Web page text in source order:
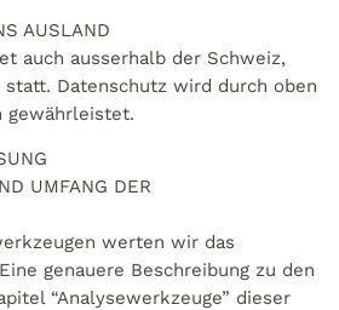
AUSLAND
auch ausserhalb der Schweiz,
Datenschutz wird durch oben
gewährleistet.
UMFANG DER
werten wir das
genauere Beschreibung zu den
“Analysewerkzeuge” dieser